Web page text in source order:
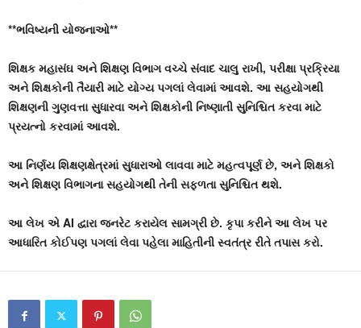
**ભવિષ્યની યોજનાઓ**
શિક્ષક મહાસંઘ અને શિક્ષણ વિભાગ વચ્ચે સંવાદ ચાલુ રાખી, પરીક્ષા પ્રક્રિયા
અને શિક્ષકોની તૈયારી માટે યોગ્ય પગલાં લેવામાં આવશે. આ સહયોગથી
શિક્ષણની ગુણવત્તા સુધારવા અને શિક્ષકોની નિષ્ણાતી સુનિશ્ચિત કરવા માટે
પ્રયત્નો કરવામાં આવશે.
આ નિર્ણય શિક્ષણક્ષેત્રમાં સુધારાઓ લાવવા માટે મહત્વપૂર્ણ છે, અને શિક્ષકો
અને શિક્ષણ વિભાગના સહયોગથી તેની સફળતા સુનિશ્ચિત થશે.
આ લેખ એ AI દ્વારા જનરેટ કરાયેલ સામગ્રી છે. કૃપા કરીને આ લેખ પર
આધારિત કોઈપણ પગલાં લેવા પહેલા માહિતીની સ્વતંત્ર રીતે તપાસ કરો.